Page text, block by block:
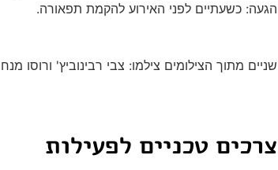
הגעה: כשעתיים לפני האירוע להקמת תפאורה.
שניים מתוך הצילומים צילמו: צבי רבינוביץ'
צרכים טכניים לפעילות